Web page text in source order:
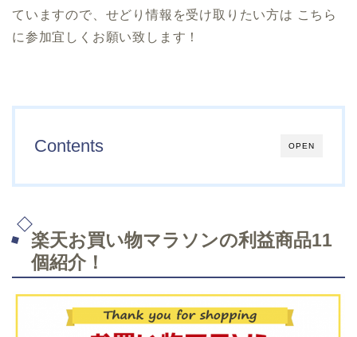
ていますので、せどり情報を受け取りたい方は こちら
に参加宜しくお願い致します！
OPEN
Contents
楽天お買い物マラソンの利益商品11
個紹介！